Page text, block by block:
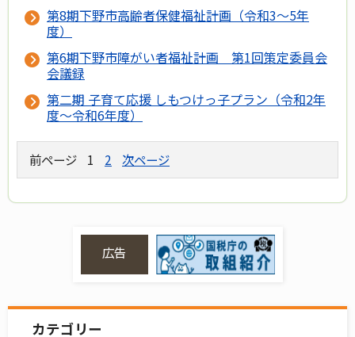
第8期下野市高齢者保健福祉計画（令和3～5年
度）
第6期下野市障がい者福祉計画 第1回策定委員会
会議録
第二期 子育て応援 しもつけっ子プラン（令和2年
度～令和6年度）
前ページ 1 2 次ページ
広告
カテゴリー